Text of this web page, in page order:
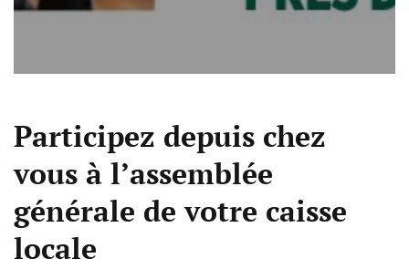
Participez depuis chez
vous à l’assemblée
générale de votre caisse
locale